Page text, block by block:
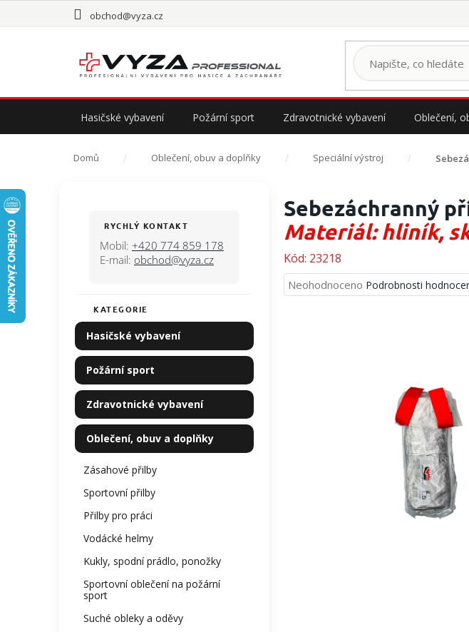
obchod@vyza.cz
Hasičské vybavení Požární sport Zdravotnické vybavení Oblečení,
Domů Oblečení, obuv a doplňky Speciální výstroj
RYCHLÝ KONTAKT
Mobil: +420 774 859 178
E-mail: obchod@vyza.cz
Přeskočit
kategorie
KATEGORIE
Hasičské vybavení
Požární sport
Zdravotnické vybavení
Oblečení, obuv a doplňky
Zásahové přilby
Sportovní přilby
Přilby pro práci
Vodácké helmy
Kukly, spodní prádlo, ponožky
Sportovní oblečení na požární
sport
Suché obleky a oděvy
Sebezáchranný
Materiál: hliník,
Kód: 23218
Průměrné
hodnocení
Neohodnoceno Podrobnosti